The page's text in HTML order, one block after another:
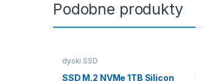
Podobne produkty
dyski SSD
SSD M.2 NVMe 1TB Silicon